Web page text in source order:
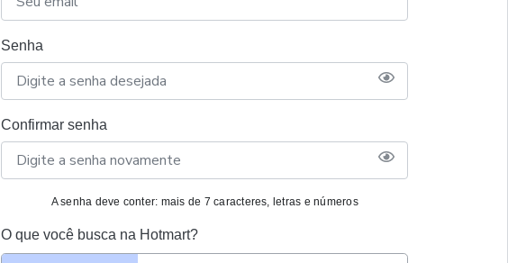
Senha
Confirmar senha
A senha deve conter: mais de 7 caracteres, letras e números
O que você busca na Hotmart?